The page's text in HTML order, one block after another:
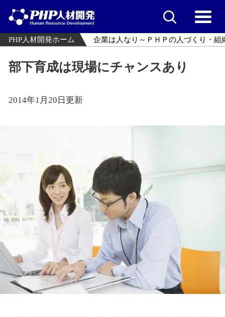
PHP人材開発ホーム 企業は人なり～ＰＨＰの人づくり・組
部下育成は現場にチャンスあり
2014年1月20日更新